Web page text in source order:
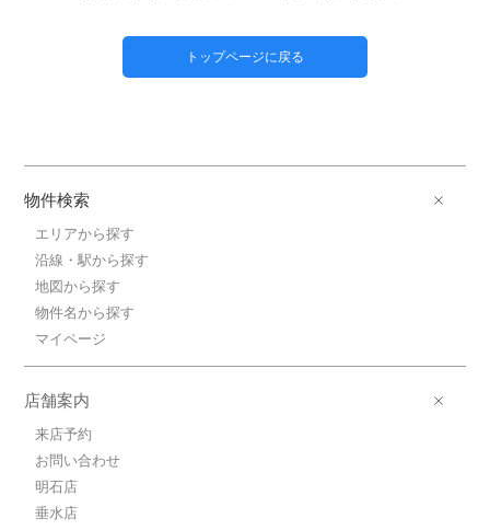
トップページに戻る
物件検索
エリアから探す
沿線・駅から探す
地図から探す
物件名から探す
マイページ
店舗案内
来店予約
お問い合わせ
明石店
垂水店